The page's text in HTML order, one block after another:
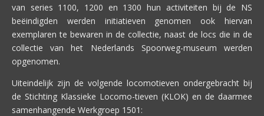
van series 1100, 1200 en 1300 hun activiteiten bij de NS
beëindigden werden initiatieven genomen ook hiervan
exemplaren te bewaren in de collectie, naast de locs die in de
collectie van het Nederlands Spoorweg-museum werden
opgenomen.
Uiteindelijk zijn de volgende locomotieven ondergebracht bij
de Stichting Klassieke Locomo-tieven (KLOK) en de daarmee
samenhangende Werkgroep 1501: